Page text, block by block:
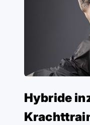
Hybride